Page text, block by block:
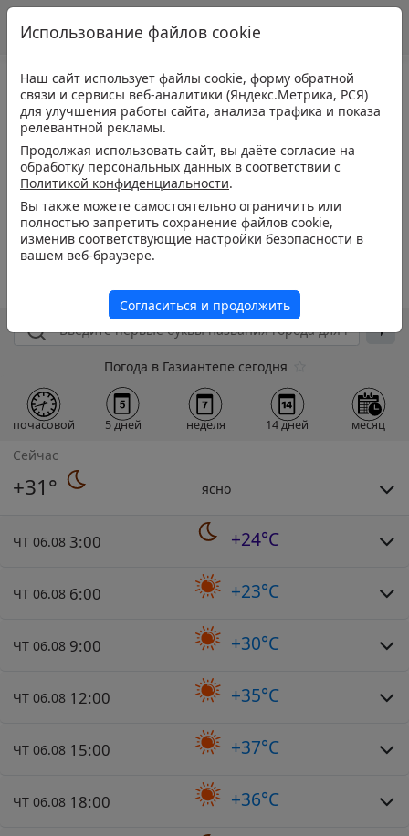
Погода в Газиантепе сегодня
почасовой 5 дней неделя 14 дней месяц
Сейчас
+31° ясно
ЧТ 06.08 3:00 +24°C
ЧТ 06.08 6:00 +23°C
ЧТ 06.08 9:00 +30°C
ЧТ 06.08 12:00 +35°C
ЧТ 06.08 15:00 +37°C
ЧТ 06.08 18:00 +36°C
Использование файлов cookie
Наш сайт использует файлы cookie, форму обратной
связи и сервисы веб-аналитики (Яндекс.Метрика, РСЯ)
для улучшения работы сайта, анализа трафика и показа
релевантной рекламы.
Продолжая использовать сайт, вы даёте согласие на
обработку персональных данных в соответствии с
Политикой конфиденциальности.
Вы также можете самостоятельно ограничить или
полностью запретить сохранение файлов cookie,
изменив соответствующие настройки безопасности в
вашем веб-браузере.
Согласиться и продолжить